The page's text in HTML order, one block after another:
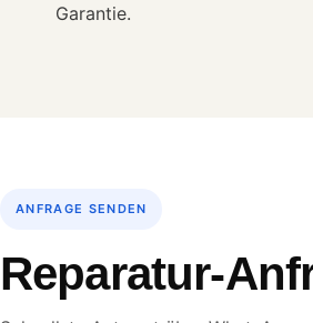
Garantie.
ANFRAGE SENDEN
Reparatur-